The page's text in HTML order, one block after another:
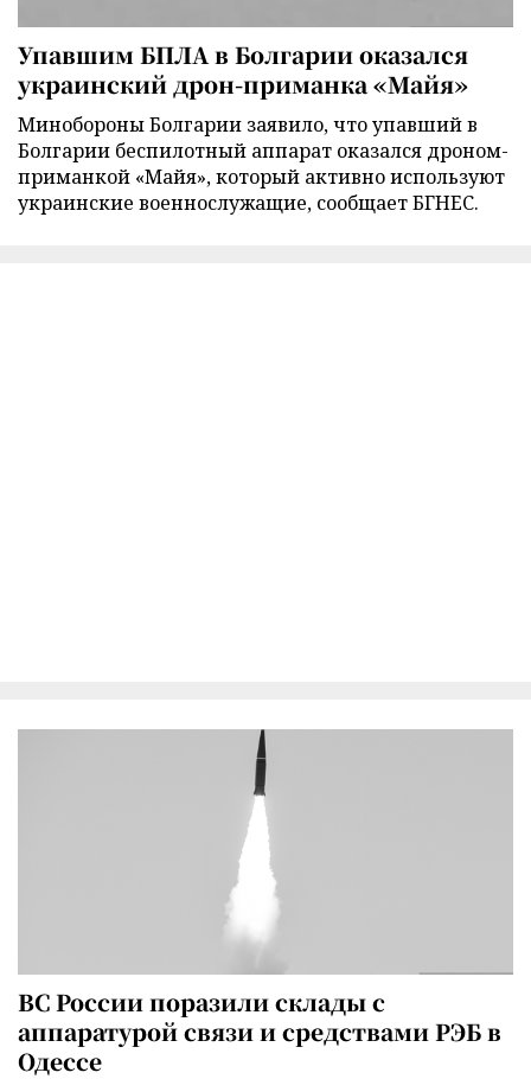
Упавшим БПЛА в Болгарии оказался
украинский дрон-приманка «Майя»
Минобороны Болгарии заявило, что упавший в
Болгарии беспилотный аппарат оказался дроном-
приманкой «Майя», который активно используют
украинские военнослужащие, сообщает БГНЕС.
ВС России поразили склады с
аппаратурой связи и средствами РЭБ в
Одессе